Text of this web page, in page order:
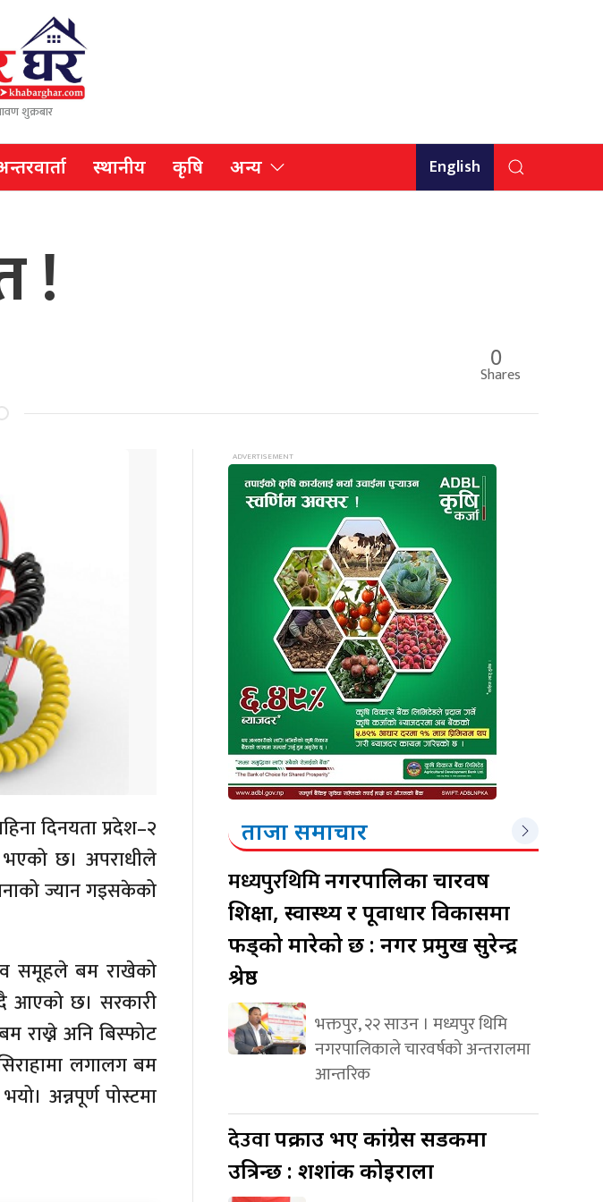
शुक्रबार
स्थानीय कृषि अन्य English
!
0
Shares
दिनयता प्रदेश–२
छ। अपराधीले
ज्यान गइसकेको
समूहले बम राखेको
आएको छ। सरकारी
राख्ने अनि बिस्फोट
लगालग बम
अन्नपूर्ण पोस्टमा
ताजा समाचार
मध्यपुरथिमिनगरपालिका चारवर्ष
शिक्षा, स्वास्थ्य र पूर्वाधार विकासमा
फड्को मारेको छ : नगर प्रमुख सुरेन्द्र
श्रेष्ठ
भक्तपुर, २२ साउन । मध्यपुर थिमि
नगरपालिकाले चारवर्षको अन्तरालमा
आन्तरिक
देउवापक्राउ भए कांग्रेस सडकमा
उत्रिन्छ : शशांक कोइराला